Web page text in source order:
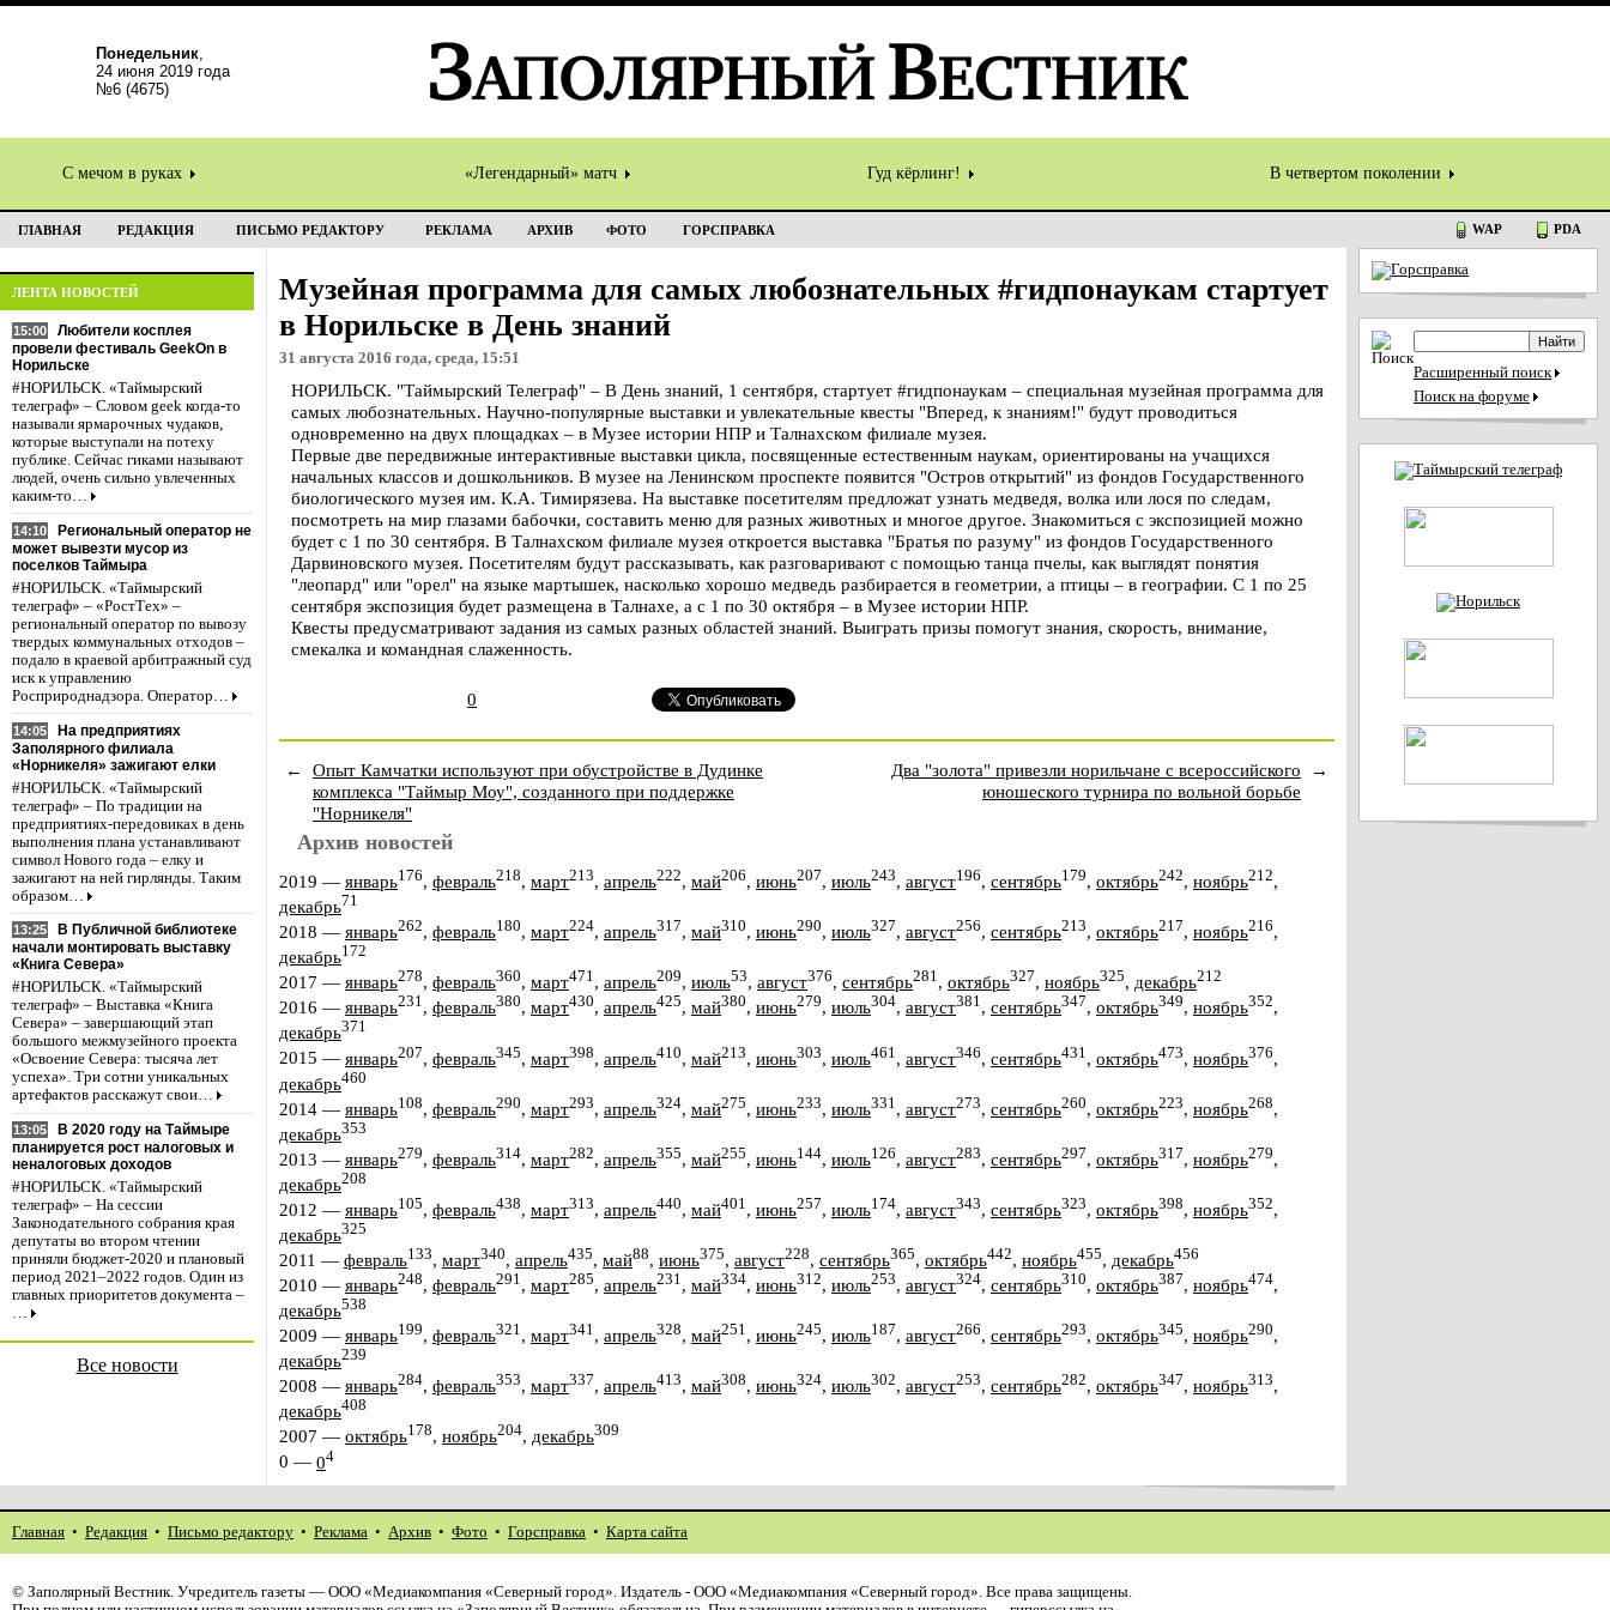
Понедельник,
24 июня 2019 года
№6 (4675)
С мечом в руках «Легендарный» матч Гуд кёрлинг! В четвертом поколении
ГЛАВНАЯ РЕДАКЦИЯ ПИСЬМО РЕДАКТОРУ РЕКЛАМА АРХИВ ФОТО ГОРСПРАВКА WAP PDA
ЛЕНТА НОВОСТЕЙ
15:00
Любители косплея
провели фестиваль GeekOn в
Норильске
#НОРИЛЬСК. «Таймырский
телеграф» – Словом geek когда-то
называли ярмарочных чудаков,
которые выступали на потеху
публике. Сейчас гиками называют
людей, очень сильно увлеченных
каким-то…
14:10
Региональный оператор не
может вывезти мусор из
поселков Таймыра
#НОРИЛЬСК. «Таймырский
телеграф» – «РостТех» –
региональный оператор по вывозу
твердых коммунальных отходов –
подало в краевой арбитражный суд
иск к управлению
Росприроднадзора. Оператор…
14:05
На предприятиях
Заполярного филиала
«Норникеля» зажигают елки
#НОРИЛЬСК. «Таймырский
телеграф» – По традиции на
предприятиях-передовиках в день
выполнения плана устанавливают
символ Нового года – елку и
зажигают на ней гирлянды. Таким
образом…
13:25
В Публичной библиотеке
начали монтировать выставку
«Книга Севера»
#НОРИЛЬСК. «Таймырский
телеграф» – Выставка «Книга
Севера» – завершающий этап
большого межмузейного проекта
«Освоение Севера: тысяча лет
успеха». Три сотни уникальных
артефактов расскажут свои…
13:05
В 2020 году на Таймыре
планируется рост налоговых и
неналоговых доходов
#НОРИЛЬСК. «Таймырский
телеграф» – На сессии
Законодательного собрания края
депутаты во втором чтении
приняли бюджет-2020 и плановый
период 2021–2022 годов. Один из
главных приоритетов документа –
…
Все новости
Музейная программа для самых любознательных #гидпонаукам стартует
в Норильске в День знаний
31 августа 2016 года, среда, 15:51
НОРИЛЬСК. "Таймырский Телеграф" – В День знаний, 1 сентября, стартует #гидпонаукам – специальная музейная программа для
самых любознательных. Научно-популярные выставки и увлекательные квесты "Вперед, к знаниям!" будут проводиться
одновременно на двух площадках – в Музее истории НПР и Талнахском филиале музея.
Первые две передвижные интерактивные выставки цикла, посвященные естественным наукам, ориентированы на учащихся
начальных классов и дошкольников. В музее на Ленинском проспекте появится "Остров открытий" из фондов Государственного
биологического музея им. К.А. Тимирязева. На выставке посетителям предложат узнать медведя, волка или лося по следам,
посмотреть на мир глазами бабочки, составить меню для разных животных и многое другое. Знакомиться с экспозицией можно
будет с 1 по 30 сентября. В Талнахском филиале музея откроется выставка "Братья по разуму" из фондов Государственного
Дарвиновского музея. Посетителям будут рассказывать, как разговаривают с помощью танца пчелы, как выглядят понятия
"леопард" или "орел" на языке мартышек, насколько хорошо медведь разбирается в геометрии, а птицы – в географии. С 1 по 25
сентября экспозиция будет размещена в Талнахе, а с 1 по 30 октября – в Музее истории НПР.
Квесты предусматривают задания из самых разных областей знаний. Выиграть призы помогут знания, скорость, внимание,
смекалка и командная слаженность.
0
←
Опыт Камчатки используют при обустройстве в Дудинке
комплекса "Таймыр Моу", созданного при поддержке
"Норникеля"
Два "золота" привезли норильчане с всероссийского
юношеского турнира по вольной борьбе
→
Архив новостей
2019 — январь176, февраль218, март213, апрель222, май206, июнь207, июль243, август196, сентябрь179, октябрь242, ноябрь212,
декабрь71
2018 — январь262, февраль180, март224, апрель317, май310, июнь290, июль327, август256, сентябрь213, октябрь217, ноябрь216,
декабрь172
2017 — январь278, февраль360, март471, апрель209, июль53, август376, сентябрь281, октябрь327, ноябрь325, декабрь212
2016 — январь231, февраль380, март430, апрель425, май380, июнь279, июль304, август381, сентябрь347, октябрь349, ноябрь352,
декабрь371
2015 — январь207, февраль345, март398, апрель410, май213, июнь303, июль461 , август346, сентябрь431 , октябрь473, ноябрь376,
декабрь460
2014 — январь108, февраль290, март293, апрель324, май275, июнь233, июль331 , август273, сентябрь260, октябрь223, ноябрь268,
декабрь353
2013 — январь279, февраль314, март282, апрель355, май255, июнь144, июль126, август283, сентябрь297, октябрь317, ноябрь279,
декабрь208
2012 — январь105, февраль438, март313, апрель440, май401, июнь257, июль174, август343, сентябрь323, октябрь398, ноябрь352,
декабрь325
2011 — февраль133, март340, апрель435, май88, июнь375, август228, сентябрь365, октябрь442, ноябрь455, декабрь456
2010 — январь248, февраль291, март285, апрель231, май334, июнь312, июль253, август324, сентябрь310, октябрь387, ноябрь474,
декабрь538
2009 — январь199, февраль321, март341, апрель328, май251, июнь245, июль187, август266, сентябрь293, октябрь345, ноябрь290,
декабрь239
2008 — январь284, февраль353, март337, апрель413, май308, июнь324, июль302, август253, сентябрь282, октябрь347, ноябрь313,
декабрь408
2007 — октябрь178, ноябрь204, декабрь309
0 — 04
Расширенный поиск
Поиск на форуме
Главная • Редакция • Письмо редактору • Реклама • Архив • Фото • Горсправка • Карта сайта
© Заполярный Вестник. Учредитель газеты — ООО «Медиакомпания «Северный город». Издатель - ООО «Медиакомпания «Северный город». Все права защищены.